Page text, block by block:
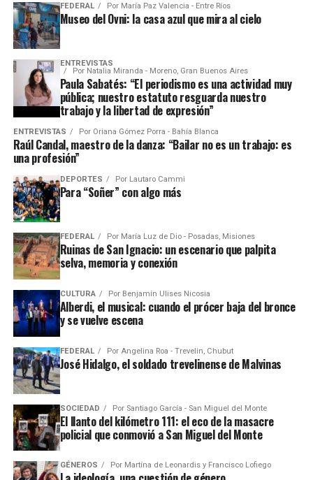
FEDERAL Por María Paz Valencia - Entre Ríos
Museo del Ovni: la casa azul que mira al cielo
ENTREVISTAS
Por Natalia Miranda - Moreno, Gran Buenos Aires
Paula Sabatés: “El periodismo es una actividad muy
pública; nuestro estatuto resguarda nuestro
trabajo y la libertad de expresión”
ENTREVISTAS Por Oriana Gómez Porra - Bahía Blanca
Raúl Candal, maestro de la danza: “Bailar no es un trabajo: es
una profesión”
DEPORTES Por Lautaro Cammi
Para “Soñer” con algo más
FEDERAL Por María Luz de Dio - Posadas, Misiones
Ruinas de San Ignacio: un escenario que palpita
selva, memoria y conexión
CULTURA Por Benjamín Ulises Nicosia
Alberdi, el musical: cuando el prócer baja del bronce
y se vuelve escena
FEDERAL Por Angelina Roa - Trevelin, Chubut
José Hidalgo, el soldado trevelinense de Malvinas
SOCIEDAD Por Santiago García - San Miguel del Monte
El llanto del kilómetro 111: el eco de la masacre
policial que conmovió a San Miguel del Monte
GÉNEROS Por Martína de Leonardis y Francisco Lofiego